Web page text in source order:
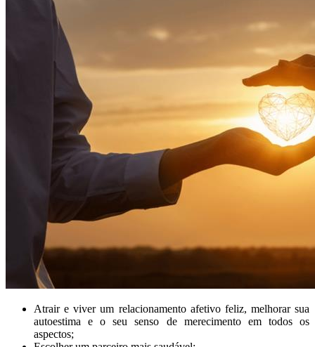
Atrair e viver um relacionamento afetivo feliz, melhorar sua
autoestima e o seu senso de merecimento em todos os
aspectos;